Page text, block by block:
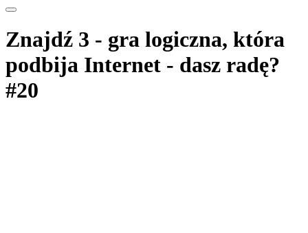
Znajdź 3 - gra logiczna, która
podbija Internet - dasz radę?
#20